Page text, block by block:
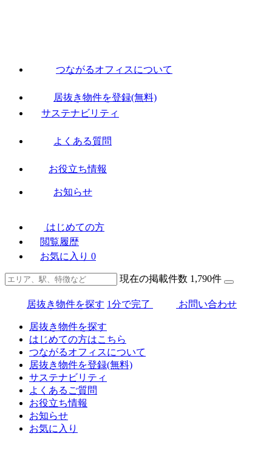
つながるオフィスについて
居抜き物件を登録(無料)
サステナビリティ
よくある質問
お役立ち情報
お知らせ
はじめての方
閲覧履歴
お気に入り 0
現在の掲載件数 1,790件
居抜き物件を探す 1分で完了 お問い合わせ
居抜き物件を探す
はじめての方はこちら
つながるオフィスについて
居抜き物件を登録(無料)
サステナビリティ
よくあるご質問
お役立ち情報
お知らせ
お気に入り